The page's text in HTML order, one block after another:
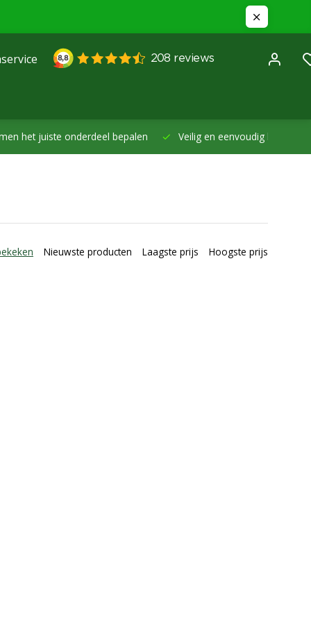
juiste onderdeel bepalen Veilig en eenvoudig betalen -
Nieuwste producten Laagste prijs Hoogste prijs